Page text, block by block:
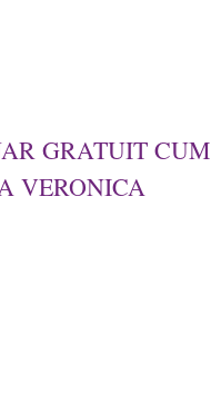
GRATUIT CUM
VERONICA